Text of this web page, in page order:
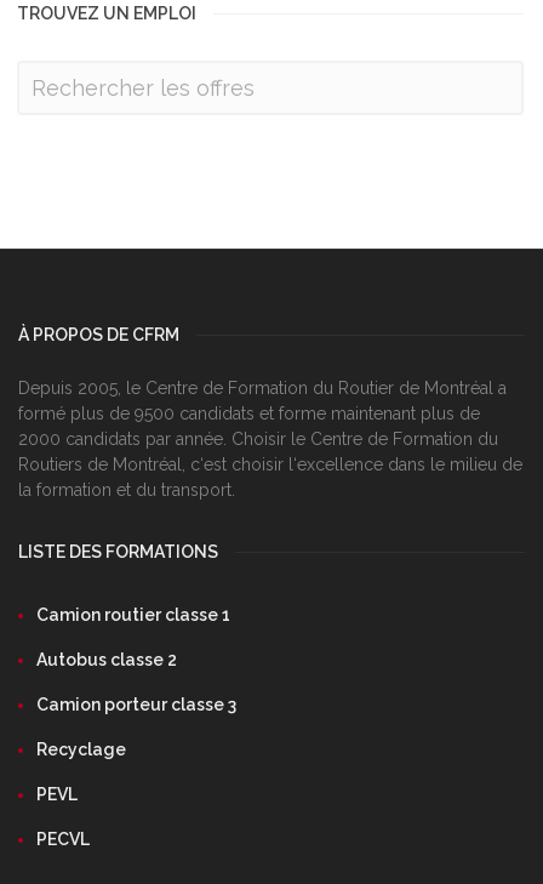
TROUVEZ UN EMPLOI
À PROPOS DE CFRM
Depuis 2005, le Centre de Formation du Routier de Montréal a
formé plus de 9500 candidats et forme maintenant plus de
2000 candidats par année. Choisir le Centre de Formation du
Routiers de Montréal, c‘est choisir l‘excellence dans le milieu de
la formation et du transport.
LISTE DES FORMATIONS
Camion routier classe 1
Autobus classe 2
Camion porteur classe 3
Recyclage
PEVL
PECVL